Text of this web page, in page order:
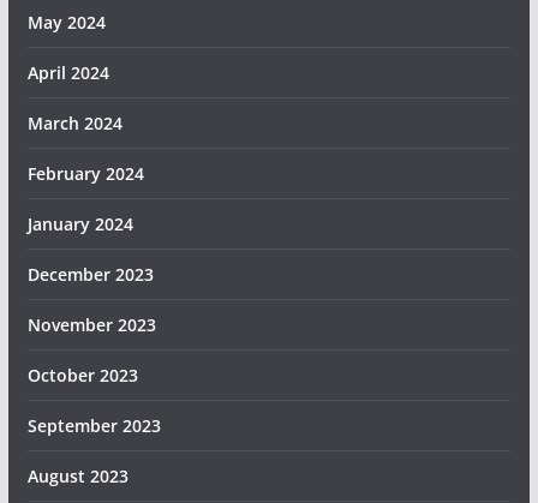
May 2024
April 2024
March 2024
February 2024
January 2024
December 2023
November 2023
October 2023
September 2023
August 2023